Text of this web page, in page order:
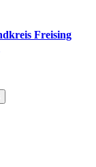
Freising